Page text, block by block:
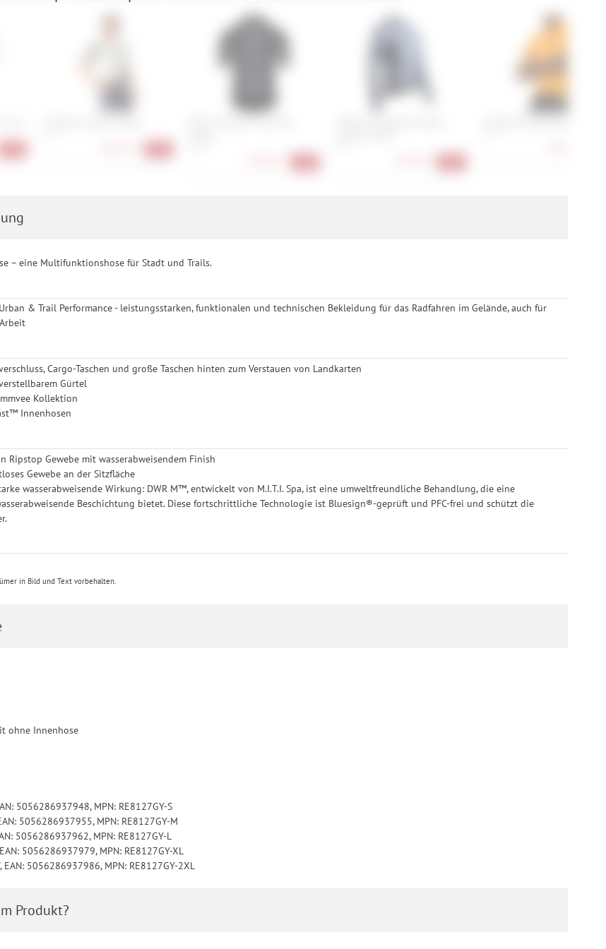
Drittanbieter erteilen und jederzeit für die Zukunft widerrufen.
Q36.5 Dottore Clima Pro
Castelli Entrata Apex Jersey
– eine Multifunktionshose für Stadt und Trails.
& Trail Performance - leistungsstarken, funktionalen und technischen Bekleidung für das Radfahren im Gelände, auch für
Cargo-Taschen und große Taschen hinten zum Verstauen von Landkarten
Gürtel
Kollektion
Innenhosen
Ripstop Gewebe mit wasserabweisendem Finish
Gewebe an der Sitzfläche
wasserabweisende Wirkung: DWR M™, entwickelt von M.I.T.I. Spa, ist eine umweltfreundliche Behandlung, die eine
Beschichtung bietet. Diese fortschrittliche Technologie ist Bluesign®-geprüft und PFC-frei und schützt die
in Bild und Text vorbehalten.
ohne Innenhose
5056286937948, MPN: RE8127GY-S
5056286937955, MPN: RE8127GY-M
5056286937962, MPN: RE8127GY-L
5056286937979, MPN: RE8127GY-XL
EAN: 5056286937986, MPN: RE8127GY-2XL
Produkt?